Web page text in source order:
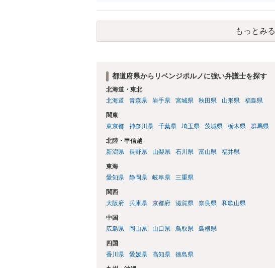
もっとみる
都道府県からリベンジポルノに強い弁護士を探す
北海道・東北
北海道
青森県 岩手県 宮城県 秋田県 山形県 福島県
関東
東京都
神奈川県 千葉県 埼玉県 茨城県 栃木県 群馬県
北陸・甲信越
新潟県
長野県 山梨県 石川県 富山県 福井県
東海
愛知県
静岡県 岐阜県 三重県
関西
大阪府
兵庫県 京都府 滋賀県 奈良県 和歌山県
中国
広島県
岡山県 山口県 鳥取県 島根県
四国
香川県
愛媛県 高知県 徳島県